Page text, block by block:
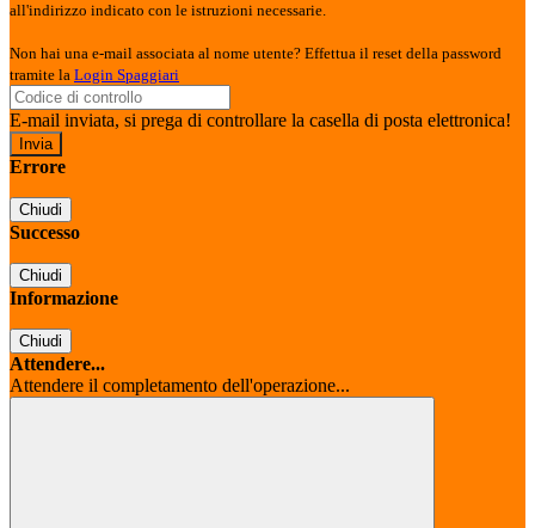
all'indirizzo indicato con le istruzioni necessarie.
Non hai una e-mail associata al nome utente? Effettua il reset della password
tramite la Login Spaggiari
E-mail inviata, si prega di controllare la casella di posta elettronica!
Errore
Chiudi
Successo
Chiudi
Informazione
Chiudi
Attendere...
Attendere il completamento dell'operazione...